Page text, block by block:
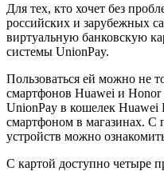
Для тех, кто хочет без
российских и зарубежных
виртуальную банковскую
системы UnionPay.
Пользоваться ей можно не
смартфонов Huawei и Honor
UnionPay в кошелек Huawei
смартфоном в магазинах.
устройств можно
С картой доступно четыре